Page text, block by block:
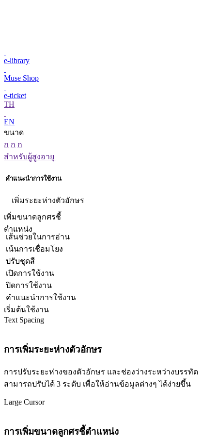
e-library
Muse Shop
e-ticket
TH
EN
ขนาด
ก ก ก
สำหรับผู้สูงอายุ
คำแนะนำการใช้งาน
เพิ่มระยะห่างตัวอักษร
เพิ่มขนาดลูกศรชี้
ตำแหน่ง
เส้นช่วยในการอ่าน
เน้นการเชื่อมโยง
ปรับชุดสี
เปิดการใช้งาน
ปิดการใช้งาน
คำแนะนำการใช้งาน
เริ่มต้นใช้งาน
Text Spacing
การเพิ่มระยะห่างตัวอักษร
การปรับระยะห่างของตัวอักษร และช่องว่างระหว่างบรรทัด
สามารถปรับได้ 3 ระดับ เพื่อให้อ่านข้อมูลต่างๆ ได้ง่ายขึ้น
Large Cursor
การเพิ่มขนาดลูกศรชี้ตำแหน่ง